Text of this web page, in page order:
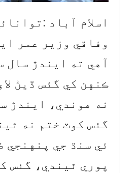
اسلام آباد
وفاقي وزير عمر
آهي ته ايندڙ سال
ڪنهن کي گئس ڏيڻ
نه هوندي، ايندڙ
گئس کوٽ ختم نه
ئي سنڌ جي پنهنجي
پوري ٿيندي، گئس